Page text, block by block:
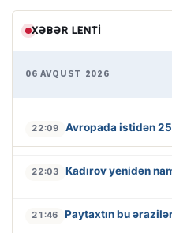
XƏBƏR LENTI
06 AVQUST 2026
22:09 Avropada istidən
22:03 Kadırov yenidən
21:46 Paytaxtın bu